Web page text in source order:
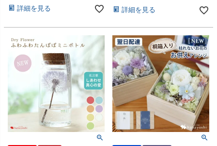
詳細を見る 詳細を見る